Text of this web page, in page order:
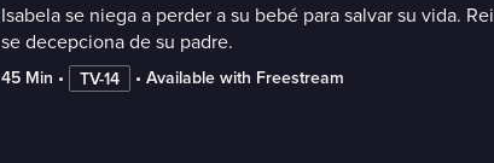
Isabela se niega a perder a su bebé para salvar su vida.
se decepciona de su padre.
45 Min • TV-14 • Available with Freestream